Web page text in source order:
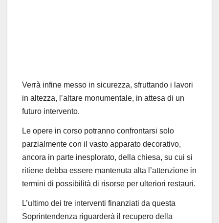
Verrà infine messo in sicurezza, sfruttando i lavori
in altezza, l’altare monumentale, in attesa di un
futuro intervento.
Le opere in corso potranno confrontarsi solo
parzialmente con il vasto apparato decorativo,
ancora in parte inesplorato, della chiesa, su cui si
ritiene debba essere mantenuta alta l’attenzione in
termini di possibilità di risorse per ulteriori restauri.
L’ultimo dei tre interventi finanziati da questa
Soprintendenza riguarderà il recupero della